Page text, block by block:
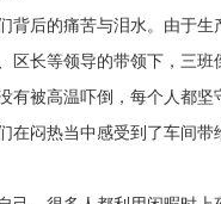
后的痛苦与泪水。由于生
长等领导的带领下，三班
有被高温吓倒，每个人都
闷热当中感受到了车间